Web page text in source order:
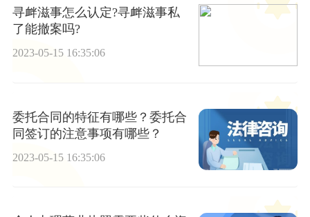
寻衅滋事怎么认定?寻衅滋事私
了能撤案吗?
2023-05-15 16:35:06
委托合同的特征有哪些？委托合
同签订的注意事项有哪些？
2023-05-15 16:35:06